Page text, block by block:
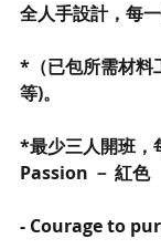
全人手設計，每
*（已包所需材料
等)。
*最少三人開班，
Passion － 紅色
- Courage to